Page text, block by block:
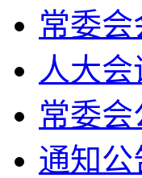
常委会
人大会
常委会
通知公